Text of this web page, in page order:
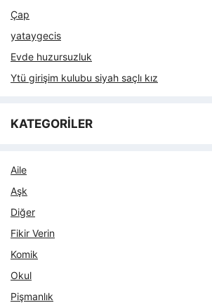
Çap
yataygecis
Evde huzursuzluk
Ytü girişim kulubu siyah saçlı kız
KATEGORİLER
Aile
Aşk
Diğer
Fikir Verin
Komik
Okul
Pişmanlık